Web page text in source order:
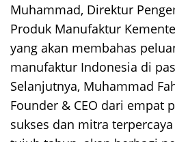
Muhammad, Direktur
Produk Manufaktur
yang akan membahas
manufaktur Indonesia di
Selanjutnya, Muhammad
Founder & CEO dari empat
sukses dan mitra